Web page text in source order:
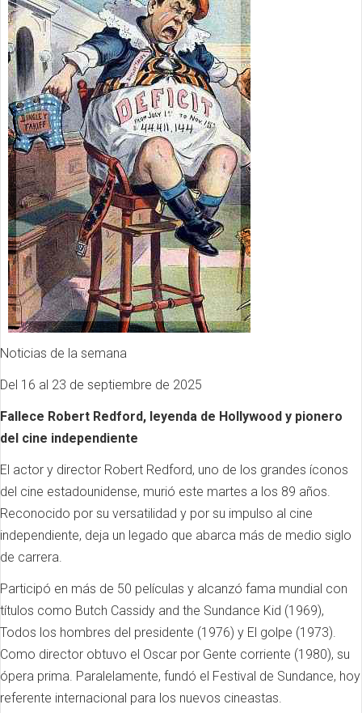
Noticias de la semana
Del 16 al 23 de septiembre de 2025
Fallece Robert Redford, leyenda de Hollywood y pionero
del cine independiente
El actor y director Robert Redford, uno de los grandes íconos
del cine estadounidense, murió este martes a los 89 años.
Reconocido por su versatilidad y por su impulso al cine
independiente, deja un legado que abarca más de medio siglo
de carrera.
Participó en más de 50 películas y alcanzó fama mundial con
títulos como Butch Cassidy and the Sundance Kid (1969),
Todos los hombres del presidente (1976) y El golpe (1973).
Como director obtuvo el Oscar por Gente corriente (1980), su
ópera prima. Paralelamente, fundó el Festival de Sundance, hoy
referente internacional para los nuevos cineastas.